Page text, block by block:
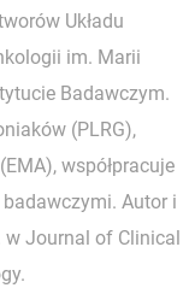
Układu
im. Marii
Badawczym.
(PLRG),
współpracuje
Autor i
Journal of Clinical